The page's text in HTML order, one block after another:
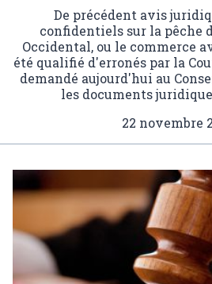
De précédent avis
confidentiels sur la pêche
Occidental, ou le commerce
été qualifié d'erronés par la
demandé aujourd'hui au
les documents
22 novembre